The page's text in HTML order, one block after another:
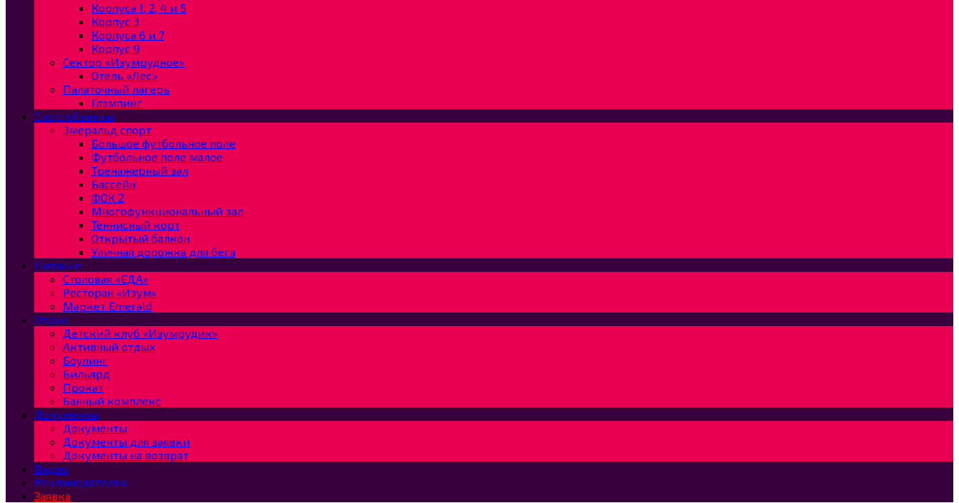
Корпуса 1, 2, 4 и 5
Корпус 3
Корпуса 6 и 7
Корпус 9
Сектор «Изумрудное»
Отель «Лес»
Палаточный лагерь
Глэмпинг
Спортобъекты
Эмеральд спорт
Большое футбольное поле
Футбольное поле малое
Тренажерный зал
Бассейн
ФОК 2
Многофункциональный зал
Теннисный корт
Открытый балкон
Уличная дорожка для бега
Питание
Столовая «ЕДА»
Ресторан «Изум»
Маркет Emerald
Отдых
Детский клуб «Изумрудик»
Активный отдых
Боулинг
Бильярд
Прокат
Банный комплекс
Документы
Документы
Документы для заявки
Документы на возврат
Видео
Рекламодателям
Заявка